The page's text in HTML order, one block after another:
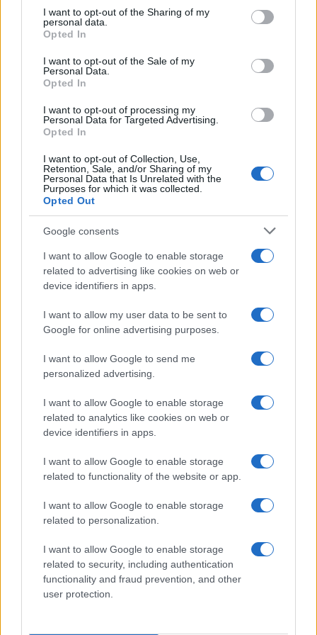
not limited to your visit or usage behaviour. You may click to
grant or deny consent to Google and its third-party tags to
use your data for below specified purposes in below Google
consent section.
I want to opt-out of the Sharing of my
personal data.
Opted In
I want to opt-out of the Sale of my
Personal Data.
Opted In
I want to opt-out of processing my
Personal Data for Targeted Advertising.
Opted In
I want to opt-out of Collection, Use,
Retention, Sale, and/or Sharing of my
Personal Data that Is Unrelated with the
Purposes for which it was collected.
Opted Out
Google consents
I want to allow Google to enable storage
related to advertising like cookies on web or
device identifiers in apps.
I want to allow my user data to be sent to
Google for online advertising purposes.
I want to allow Google to send me
personalized advertising.
I want to allow Google to enable storage
related to analytics like cookies on web or
device identifiers in apps.
I want to allow Google to enable storage
related to functionality of the website or app.
I want to allow Google to enable storage
related to personalization.
I want to allow Google to enable storage
related to security, including authentication
functionality and fraud prevention, and other
user protection.
Paolo Pinna
Martina Agostina Diturco
I nostri cari
I nostri cari
I nostri cari
Giovannimaria Cabras
Invia un Comunicato Stampa
Iscriviti alla newsletter di Gallura Oggi e ricevi le nostre
email periodiche contenenti le ultime notizie pubblicate
sul sito web!